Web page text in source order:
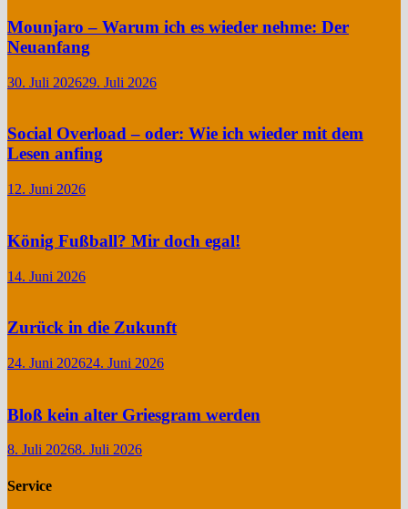
Mounjaro – Warum ich es wieder nehme: Der
Neuanfang
30. Juli 202629. Juli 2026
Social Overload – oder: Wie ich wieder mit dem
Lesen anfing
12. Juni 2026
König Fußball? Mir doch egal!
14. Juni 2026
Zurück in die Zukunft
24. Juni 202624. Juni 2026
Bloß kein alter Griesgram werden
8. Juli 20268. Juli 2026
Service